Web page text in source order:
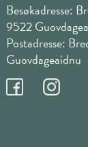
Besøkadresse:
9522
Postadresse:
Guovdageaidnu